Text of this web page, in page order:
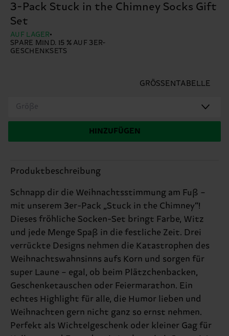
3-Pack Stuck in the Chimney Socks Gift
Set
AUF LAGER
SPARE MIND. 15 % AUF 3ER-
GESCHENKSETS
GRÖSSENTABELLE
Größe
HINZUFÜGEN
Produktbeschreibung
Schnapp dir die Weihnachtsstimmung am Fuß –
mit unserem 3er-Pack „Stuck in the Chimney“!
Dieses fröhliche Socken-Set bringt Farbe, Witz
und jede Menge Spaß in die festliche Zeit. Drei
verrückte Designs nehmen die Katastrophen des
Weihnachtswahnsinns aufs Korn und sorgen für
super Laune – egal, ob beim Plätzchenbacken,
Geschenketauschen oder Feiermarathon. Ein
echtes Highlight für alle, die Humor lieben und
Weihnachten gern nicht ganz so ernst nehmen.
Perfekt als Wichtelgeschenk oder kleiner Gag für